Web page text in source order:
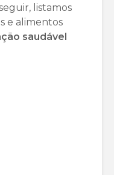
listamos
e alimentos
saudável